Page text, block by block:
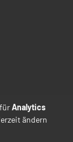
Analytics
ändern